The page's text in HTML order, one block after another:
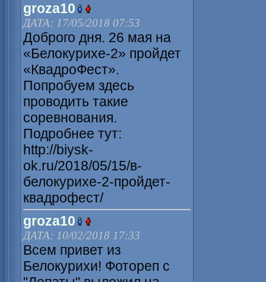
groza10
ДАТА: 17/05/2018 07:53
Доброго дня. 26 мая на
«Белокурихе-2» пройдет
«КвадроФест».
Попробуем здесь
проводить такие
соревнования.
Подробнее тут:
http://biysk-
ok.ru/2018/05/15/в-
белокурихе-2-пройдет-
квадрофест/
groza10
ДАТА: 10/02/2018 17:33
Всем привет из
Белокурихи! Фотореп с